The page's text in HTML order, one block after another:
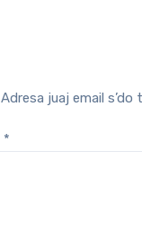
Adresa juaj email s’do
*